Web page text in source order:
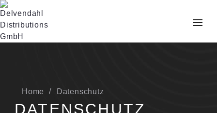
Home Datenschutz
DATENSCHUTZ